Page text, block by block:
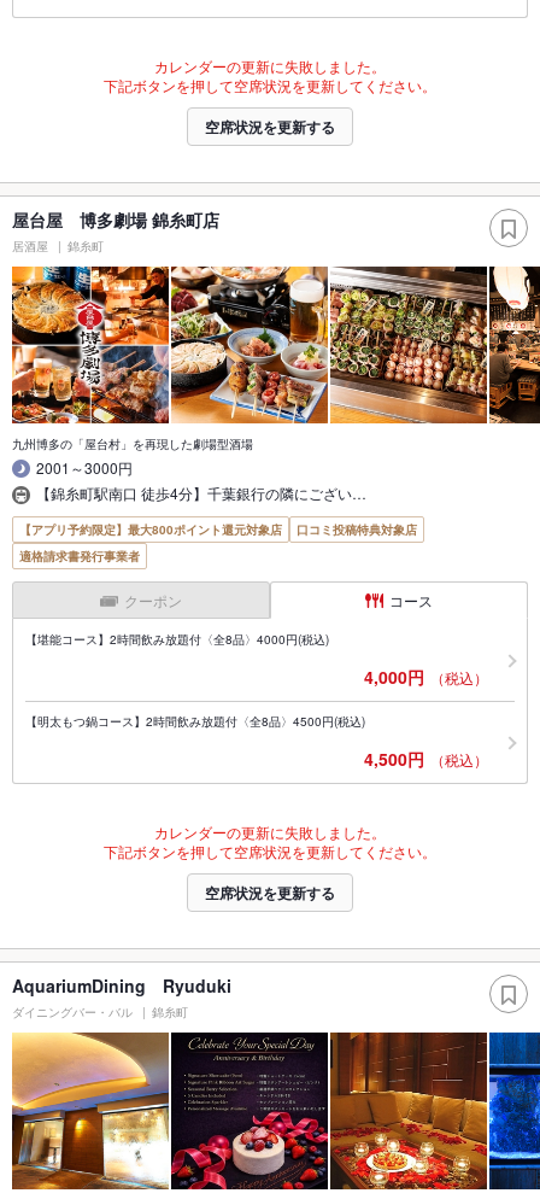
カレンダーの更新に失敗しました。
下記ボタンを押して空席状況を更新してください。
空席状況を更新する
屋台屋 博多劇場 錦糸町店
居酒屋 錦糸町
九州博多の「屋台村」を再現した劇場型酒場
2001～3000円
【錦糸町駅南口 徒歩4分】千葉銀行の隣にござい…
【アプリ予約限定】最大800ポイント還元対象店
口コミ投稿特典対象店
適格請求書発行事業者
クーポン コース
【堪能コース】2時間飲み放題付〈全8品〉4000円(税込)
4,000円 （税込）
【明太もつ鍋コース】2時間飲み放題付〈全8品〉4500円(税込)
4,500円 （税込）
カレンダーの更新に失敗しました。
下記ボタンを押して空席状況を更新してください。
空席状況を更新する
AquariumDining Ryuduki
ダイニングバー・バル 錦糸町